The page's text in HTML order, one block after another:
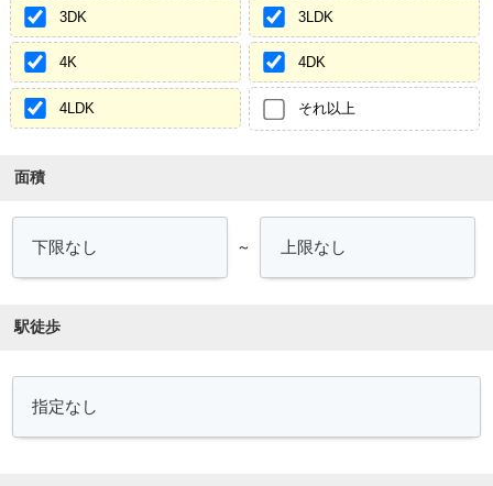
3DK 3LDK
4K 4DK
4LDK それ以上
面積
～
駅徒歩